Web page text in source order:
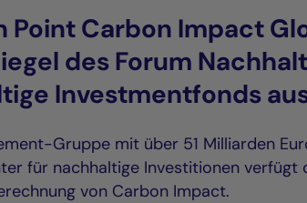
Carbon Impact
des Forum
Investmentfonds
Gruppe mit über 51 Milliarden
für nachhaltige Investitionen verfügt
von Carbon Impact.